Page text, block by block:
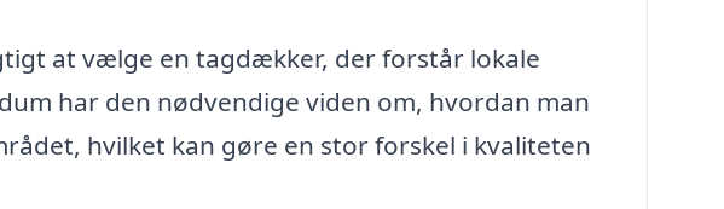
at vælge en tagdækker, der forstår lokale
har den nødvendige viden om, hvordan man
hvilket kan gøre en stor forskel i kvaliteten